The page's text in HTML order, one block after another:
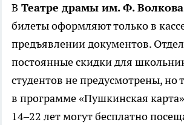
В Театре драмы им. Ф. Волкова
билеты оформляют только в
предъявлении документов.
постоянные скидки для
студентов не предусмотрены, но
в программе «Пушкинская
14–22 лет могут бесплатно